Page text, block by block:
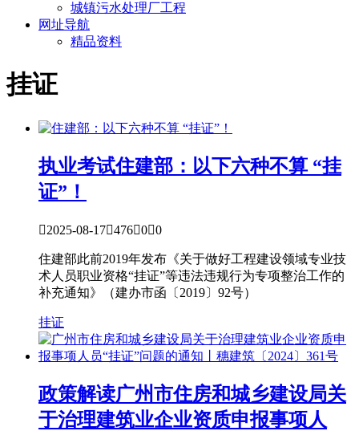
城镇污水处理厂工程
网址导航
精品资料
挂证
执业考试住建部：以下六种不算 “挂
证”！
2025-08-1747600
住建部此前2019年发布《关于做好工程建设领域专业技
术人员职业资格“挂证”等违法违规行为专项整治工作的
补充通知》（建办市函〔2019〕92号）
挂证
政策解读广州市住房和城乡建设局关
于治理建筑业企业资质申报事项人